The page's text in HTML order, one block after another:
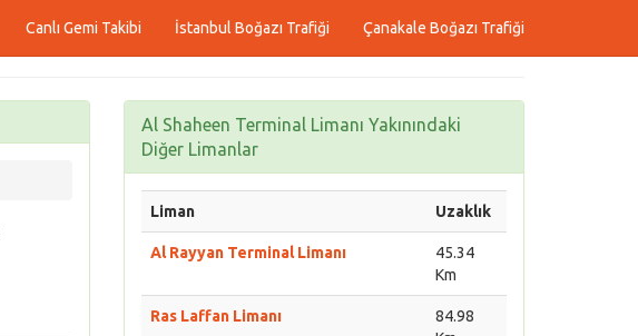
Canlı Gemi Takibi İstanbul Boğazı Trafiği Çanakale Boğazı Trafiği
Al Shaheen Terminal Limanı Yakınındaki
Diğer Limanlar
Liman Uzaklık
Al Rayyan Terminal Limanı
45.34
Km
Ras Laffan Limanı
84.98